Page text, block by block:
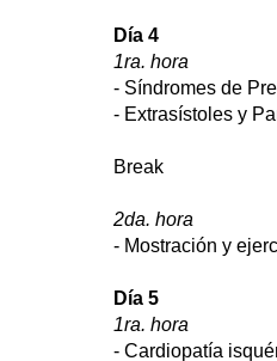
Día 4
1ra. hora
- Síndromes de
- Extrasístoles y
Break
2da. hora
- Mostración y
Día 5
1ra. hora
- Cardiopatía